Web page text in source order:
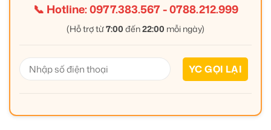
📞 Hotline:0977.383.567-0788.212.999
(Hỗ trợ từ7:00 đến22:00 mỗi ngày)